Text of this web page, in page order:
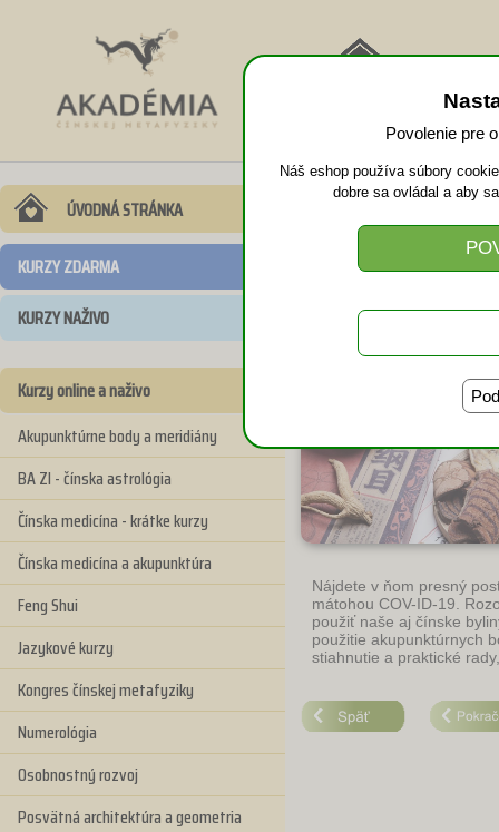
Povolenie pre
Náš eshop používa súbory
dobre sa ovládal a aby
ÚVODNÁ STRÁNKA
KURZY ZDARMA
KURZY NAŽIVO
Kurzy online a naživo
Akupunktúrne body a meridiány
BA ZI - čínska astrológia
Čínska medicína - krátke kurzy
Čínska medicína a akupunktúra
Feng Shui
Jazykové kurzy
Kongres čínskej metafyziky
Numerológia
Osobnostný rozvoj
Posvätná architektúra a geometria
Prvá
zdarma
Nájdete v ňom presný
mátohou COV-ID-19.
použiť naše aj čínske
použitie akupunktúrnych
stiahnutie a praktické